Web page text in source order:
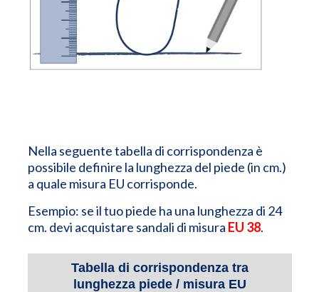
Nella seguente tabella di corrispondenza è
possibile definire la lunghezza del piede (in cm.)
a quale misura EU corrisponde.
Esempio: se il tuo piede ha una lunghezza di 24
cm. devi acquistare sandali di misura EU 38.
Tabella di corrispondenza tra
lunghezza piede / misura EU